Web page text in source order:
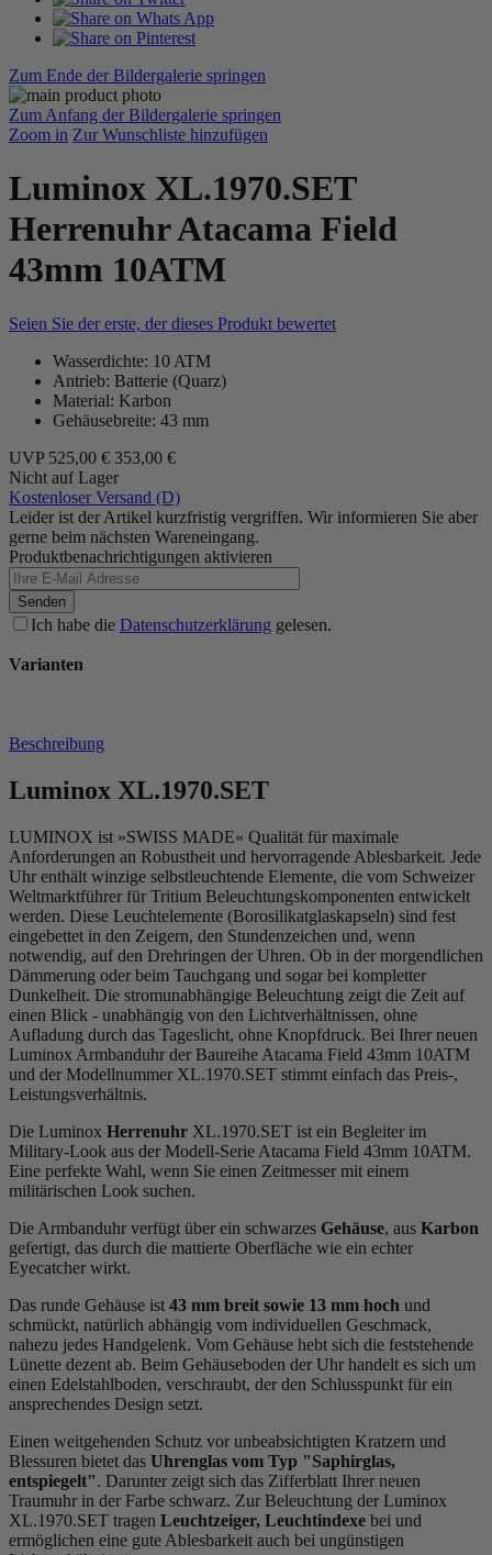
Zum Ende der Bildergalerie springen
Zum Anfang der Bildergalerie springen
Zoom in Zur Wunschliste hinzufügen
Luminox XL.1970.SET
Herrenuhr Atacama Field
43mm 10ATM
Seien Sie der erste, der dieses Produkt bewertet
Wasserdichte: 10 ATM
Antrieb: Batterie (Quarz)
Material: Karbon
Gehäusebreite: 43 mm
UVP 525,00 € 353,00 €
Nicht auf Lager
Kostenloser Versand (D)
Leider ist der Artikel kurzfristig vergriffen. Wir informieren Sie aber
gerne beim nächsten Wareneingang.
Produktbenachrichtigungen aktivieren
Senden
Ich habe die Datenschutzerklärung gelesen.
Varianten
Beschreibung
Luminox XL.1970.SET
LUMINOX ist »SWISS MADE« Qualität für maximale
Anforderungen an Robustheit und hervorragende Ablesbarkeit. Jede
Uhr enthält winzige selbstleuchtende Elemente, die vom Schweizer
Weltmarktführer für Tritium Beleuchtungskomponenten entwickelt
werden. Diese Leuchtelemente (Borosilikatglaskapseln) sind fest
eingebettet in den Zeigern, den Stundenzeichen und, wenn
notwendig, auf den Drehringen der Uhren. Ob in der morgendlichen
Dämmerung oder beim Tauchgang und sogar bei kompletter
Dunkelheit. Die stromunabhängige Beleuchtung zeigt die Zeit auf
einen Blick - unabhängig von den Lichtverhältnissen, ohne
Aufladung durch das Tageslicht, ohne Knopfdruck. Bei Ihrer neuen
Luminox Armbanduhr der Baureihe Atacama Field 43mm 10ATM
und der Modellnummer XL.1970.SET stimmt einfach das Preis-,
Leistungsverhältnis.
Die Luminox Herrenuhr XL.1970.SET ist ein Begleiter im
Military-Look aus der Modell-Serie Atacama Field 43mm 10ATM.
Eine perfekte Wahl, wenn Sie einen Zeitmesser mit einem
militärischen Look suchen.
Die Armbanduhr verfügt über ein schwarzes Gehäuse, aus Karbon
gefertigt, das durch die mattierte Oberfläche wie ein echter
Eyecatcher wirkt.
Das runde Gehäuse ist 43 mm breit sowie 13 mm hoch und
schmückt, natürlich abhängig vom individuellen Geschmack,
nahezu jedes Handgelenk. Vom Gehäuse hebt sich die feststehende
Lünette dezent ab. Beim Gehäuseboden der Uhr handelt es sich um
einen Edelstahlboden, verschraubt, der den Schlusspunkt für ein
ansprechendes Design setzt.
Einen weitgehenden Schutz vor unbeabsichtigten Kratzern und
Blessuren bietet das Uhrenglas vom Typ "Saphirglas,
entspiegelt". Darunter zeigt sich das Zifferblatt Ihrer neuen
Traumuhr in der Farbe schwarz. Zur Beleuchtung der Luminox
XL.1970.SET tragen Leuchtzeiger, Leuchtindexe bei und
ermöglichen eine gute Ablesbarkeit auch bei ungünstigen